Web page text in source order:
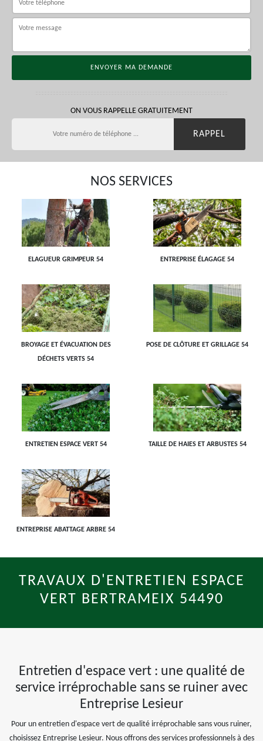
ON VOUS RAPPELLE GRATUITEMENT
NOS SERVICES
ELAGUEUR GRIMPEUR 54 ENTREPRISE ÉLAGAGE 54
BROYAGE ET ÉVACUATION DES
DÉCHETS VERTS 54
POSE DE CLÔTURE ET GRILLAGE 54
ENTRETIEN ESPACE VERT 54 TAILLE DE HAIES ET ARBUSTES 54
ENTREPRISE ABATTAGE ARBRE 54
TRAVAUX D'ENTRETIEN ESPACE
VERT BERTRAMEIX 54490
Entretien d'espace vert : une qualité de
service irréprochable sans se ruiner avec
Entreprise Lesieur
Pour un entretien d'espace vert de qualité irréprochable sans vous ruiner,
choisissez Entreprise Lesieur. Nous offrons des services professionnels à des